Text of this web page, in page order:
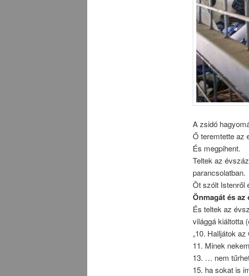
A zsidó
Ő teremtette az
És megpihent.
Teltek az
parancsolatban.
Öt szólt Istenről
Önmagát és az
És teltek az
világgá kiáltotta
„10. Halljátok
11. Minek
13. … nem
15. ha sokat is